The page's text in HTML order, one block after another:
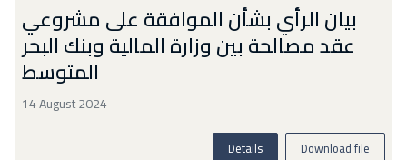
بيان الرأي بشأن الموافقة على مشروعي
عقد مصالحة بين وزارة المالية وبنك البحر
المتوسط
14 August 2024
Details Download file